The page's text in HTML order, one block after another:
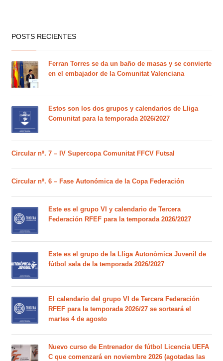
POSTS RECIENTES
Ferran Torres se da un baño de masas y se convierte
en el embajador de la Comunitat Valenciana
Estos son los dos grupos y calendarios de Lliga
Comunitat para la temporada 2026/2027
Circular nº. 7 – IV Supercopa Comunitat FFCV Futsal
Circular nº. 6 – Fase Autonómica de la Copa Federación
Este es el grupo VI y calendario de Tercera
Federación RFEF para la temporada 2026/2027
Este es el grupo de la Lliga Autonòmica Juvenil de
fútbol sala de la temporada 2026/2027
El calendario del grupo VI de Tercera Federación
RFEF para la temporada 2026/27 se sorteará el
martes 4 de agosto
Nuevo curso de Entrenador de fútbol Licencia UEFA
C que comenzará en noviembre 2026 (agotadas las